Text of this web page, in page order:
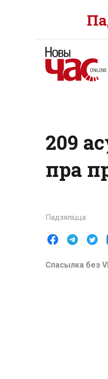
209
пра
Спасылка без